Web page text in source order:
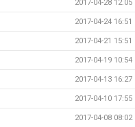
2017-04-28 12:05
2017-04-24 16:51
2017-04-21 15:51
2017-04-19 10:54
2017-04-13 16:27
2017-04-10 17:55
2017-04-08 08:02